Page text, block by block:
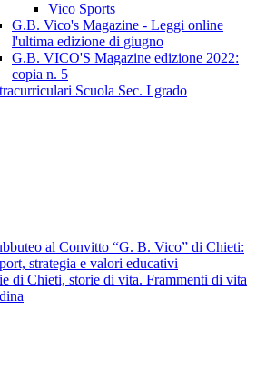
Vico Sports
G.B. Vico's Magazine - Leggi online
l'ultima edizione di giugno
G.B. VICO'S Magazine edizione 2022:
copia n. 5
Scuola Sec. I grado
al Convitto “G. B. Vico” di Chieti:
strategia e valori educativi
di Chieti, storie di vita. Frammenti di vita